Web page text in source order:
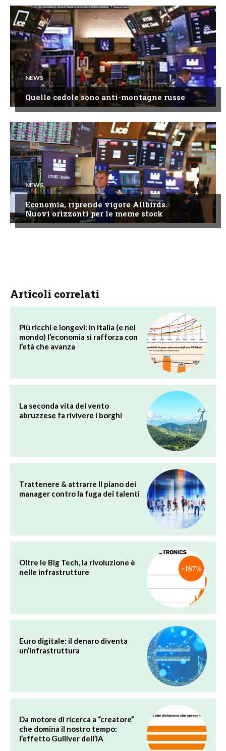
NEWS
Quelle cedole sono anti-montagne russe
NEWS
Economia, riprende vigore Allbirds.
Nuovi orizzonti per le meme stock
Articoli correlati
Più ricchi e longevi: in Italia (e nel
mondo) l’economia si rafforza con
l’età che avanza
La seconda vita del vento
abruzzese fa rivivere i borghi
Trattenere & attrarre Il piano dei
manager contro la fuga dei talenti
Oltre le Big Tech, la rivoluzione è
nelle infrastrutture
Euro digitale: il denaro diventa
un’infrastruttura
Da motore di ricerca a “creatore”
che domina il nostro tempo:
l’effetto Gulliver dell’IA